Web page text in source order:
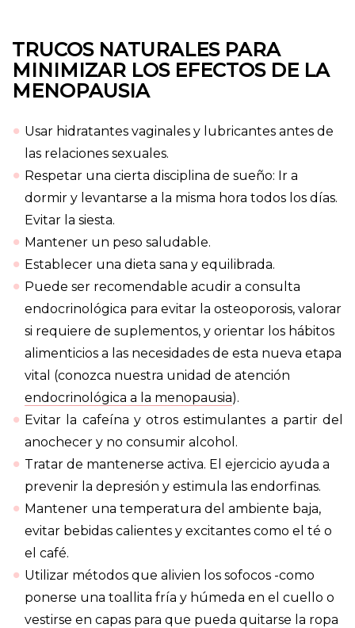
TRUCOS NATURALES PARA
MINIMIZAR LOS EFECTOS DE LA
MENOPAUSIA
Usar hidratantes vaginales y lubricantes antes de
las relaciones sexuales.
Respetar una cierta disciplina de sueño: Ir a
dormir y levantarse a la misma hora todos los días.
Evitar la siesta.
Mantener un peso saludable.
Establecer una dieta sana y equilibrada.
Puede ser recomendable acudir a consulta
endocrinológica para evitar la osteoporosis, valorar
si requiere de suplementos, y orientar los hábitos
alimenticios a las necesidades de esta nueva etapa
vital (conozca nuestra unidad de atención
endocrinológica a la menopausia).
Evitar la cafeína y otros estimulantes a partir del
anochecer y no consumir alcohol.
Tratar de mantenerse activa. El ejercicio ayuda a
prevenir la depresión y estimula las endorfinas.
Mantener una temperatura del ambiente baja,
evitar bebidas calientes y excitantes como el té o
el café.
Utilizar métodos que alivien los sofocos -como
ponerse una toallita fría y húmeda en el cuello o
vestirse en capas para que pueda quitarse la ropa